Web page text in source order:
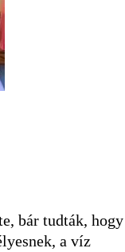
bár tudták, hogy
a víz